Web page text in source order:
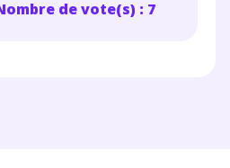
de vote(s) : 7